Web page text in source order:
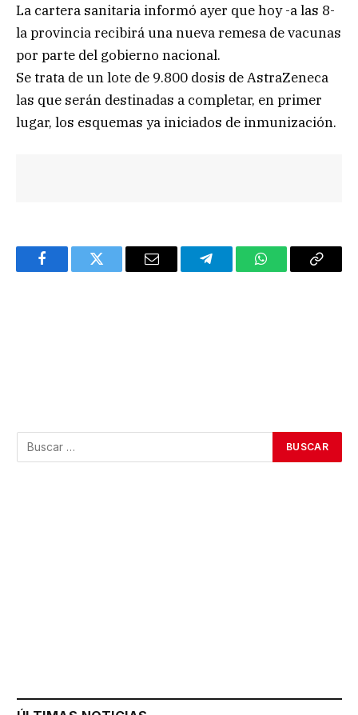
La cartera sanitaria informó ayer que hoy -a las 8-
la provincia recibirá una nueva remesa de vacunas
por parte del gobierno nacional.
Se trata de un lote de 9.800 dosis de AstraZeneca
las que serán destinadas a completar, en primer
lugar, los esquemas ya iniciados de inmunización.
FacebookTwitter Email TelegramWhatsAppCopy